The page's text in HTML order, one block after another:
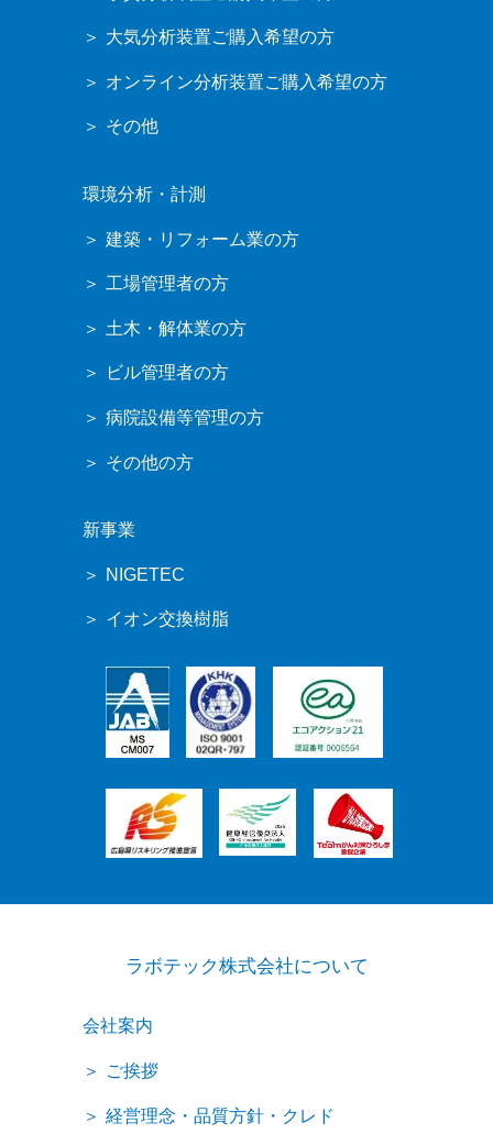
大気分析装置ご購入希望の方
オンライン分析装置ご購入希望の方
その他
環境分析・計測
建築・リフォーム業の方
工場管理者の方
土木・解体業の方
ビル管理者の方
病院設備等管理の方
その他の方
新事業
NIGETEC
イオン交換樹脂
ラボテック株式会社について
会社案内
ご挨拶
経営理念・品質方針・クレド